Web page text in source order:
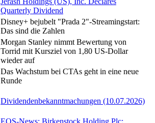
Quarterly Dividend
Disney+ bejubelt "Prada 2"-Streamingstart:
Das sind die Zahlen
Morgan Stanley nimmt Bewertung von
Torrid mit Kursziel von 1,80 US-Dollar
wieder auf
Das Wachstum bei CTAs geht in eine neue
Runde
Dividendenbekanntmachungen (10.07.2026)
EQS-News: Birkenstock Holding Plc: